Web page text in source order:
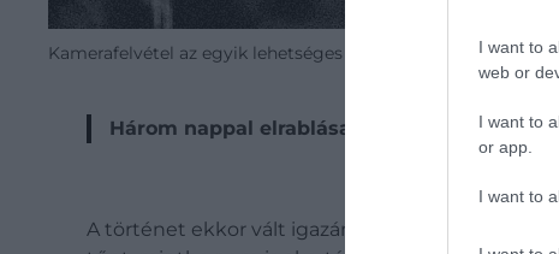
I want to
web or
I want to
or app.
I want to
Kamerafelvétel az egyik lehetséges elkövetőről
Három nappal elrablása után Katsuhisa
A történet ekkor vált igazán különössé. Ezaki